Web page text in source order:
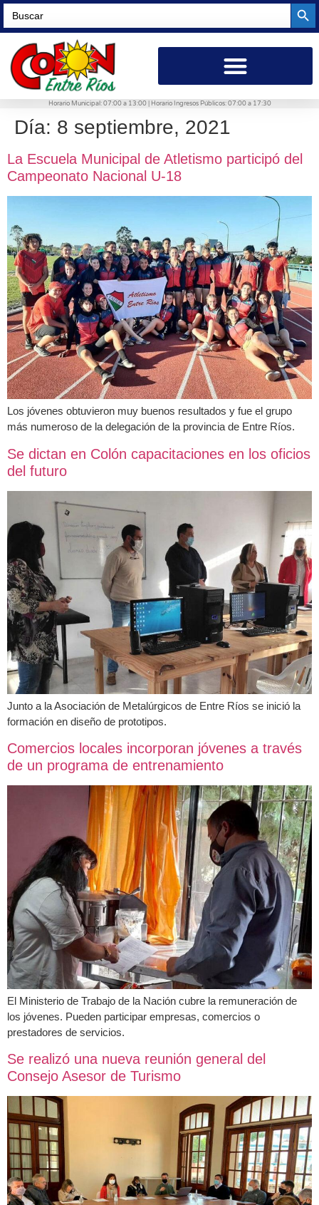
Search
for:
Horario Municipal: 07:00 a 13:00 | Horario Ingresos Públicos: 07:00 a 17:30
Día: 8 septiembre, 2021
La Escuela Municipal de Atletismo participó del
Campeonato Nacional U-18
Los jóvenes obtuvieron muy buenos resultados y fue el grupo
más numeroso de la delegación de la provincia de Entre Ríos.
Se dictan en Colón capacitaciones en los oficios
del futuro
Junto a la Asociación de Metalúrgicos de Entre Ríos se inició la
formación en diseño de prototipos.
Comercios locales incorporan jóvenes a través
de un programa de entrenamiento
El Ministerio de Trabajo de la Nación cubre la remuneración de
los jóvenes. Pueden participar empresas, comercios o
prestadores de servicios.
Se realizó una nueva reunión general del
Consejo Asesor de Turismo